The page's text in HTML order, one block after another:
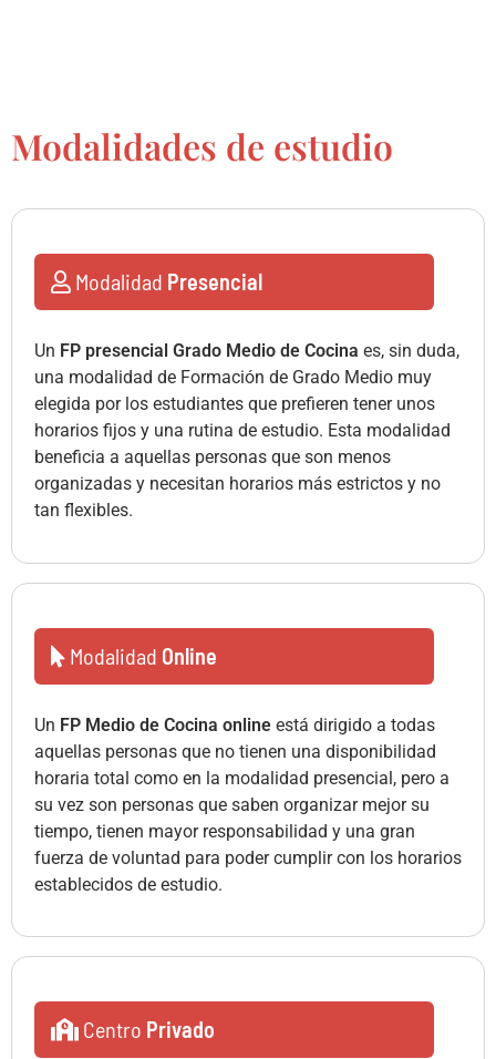
Modalidades de estudio
Modalidad Presencial
Un FP presencial Grado Medio de Cocina es, sin duda,
una modalidad de Formación de Grado Medio muy
elegida por los estudiantes que prefieren tener unos
horarios fijos y una rutina de estudio. Esta modalidad
beneficia a aquellas personas que son menos
organizadas y necesitan horarios más estrictos y no
tan flexibles.
Modalidad Online
Un FP Medio de Cocina online está dirigido a todas
aquellas personas que no tienen una disponibilidad
horaria total como en la modalidad presencial, pero a
su vez son personas que saben organizar mejor su
tiempo, tienen mayor responsabilidad y una gran
fuerza de voluntad para poder cumplir con los horarios
establecidos de estudio.
Centro Privado